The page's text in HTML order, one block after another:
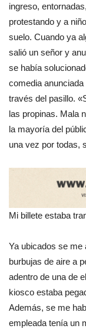
ingreso,
protestando y a
suelo. Cuando ya
salió un señor y
se había
comedia
través del pasillo.
las propinas. Mala
la mayoría del
una vez por todas,
Mi billete estaba
Ya ubicados se me
burbujas de aire a
adentro de una de
kiosco estaba
Además, se me
empleada tenía un